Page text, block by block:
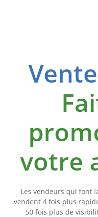
votre
Les vendeurs qui font
vendent 4 fois plus
50 fois plus de